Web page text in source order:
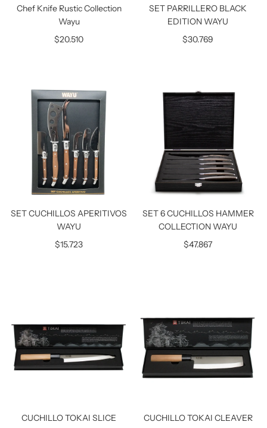
Chef Knife Rustic Collection
Wayu
$20.510
SET PARRILLERO BLACK
EDITION WAYU
$30.769
SET CUCHILLOS APERITIVOS
WAYU
$15.723
SET 6 CUCHILLOS HAMMER
COLLECTION WAYU
$47.867
CUCHILLO TOKAI SLICE
CUCHILLO TOKAI CLEAVER